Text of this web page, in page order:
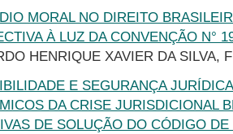
MORAL NO DIREITO
À LUZ DA CONVENÇÃO N°
HENRIQUE XAVIER DA SILVA,
E SEGURANÇA
DA CRISE JURISDICIONAL
DE SOLUÇÃO DO CÓDIGO